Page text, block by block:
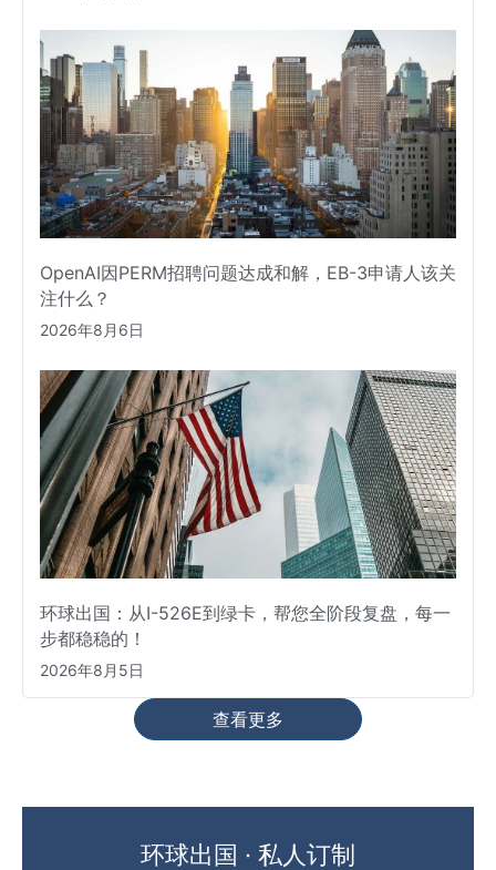
OpenAI因PERM招聘问题达成和解，EB-3申请人该关
注什么？
2026年8月6日
环球出国：从I-526E到绿卡，帮您全阶段复盘，每一
步都稳稳的！
2026年8月5日
查看更多
环球出国 · 私人订制